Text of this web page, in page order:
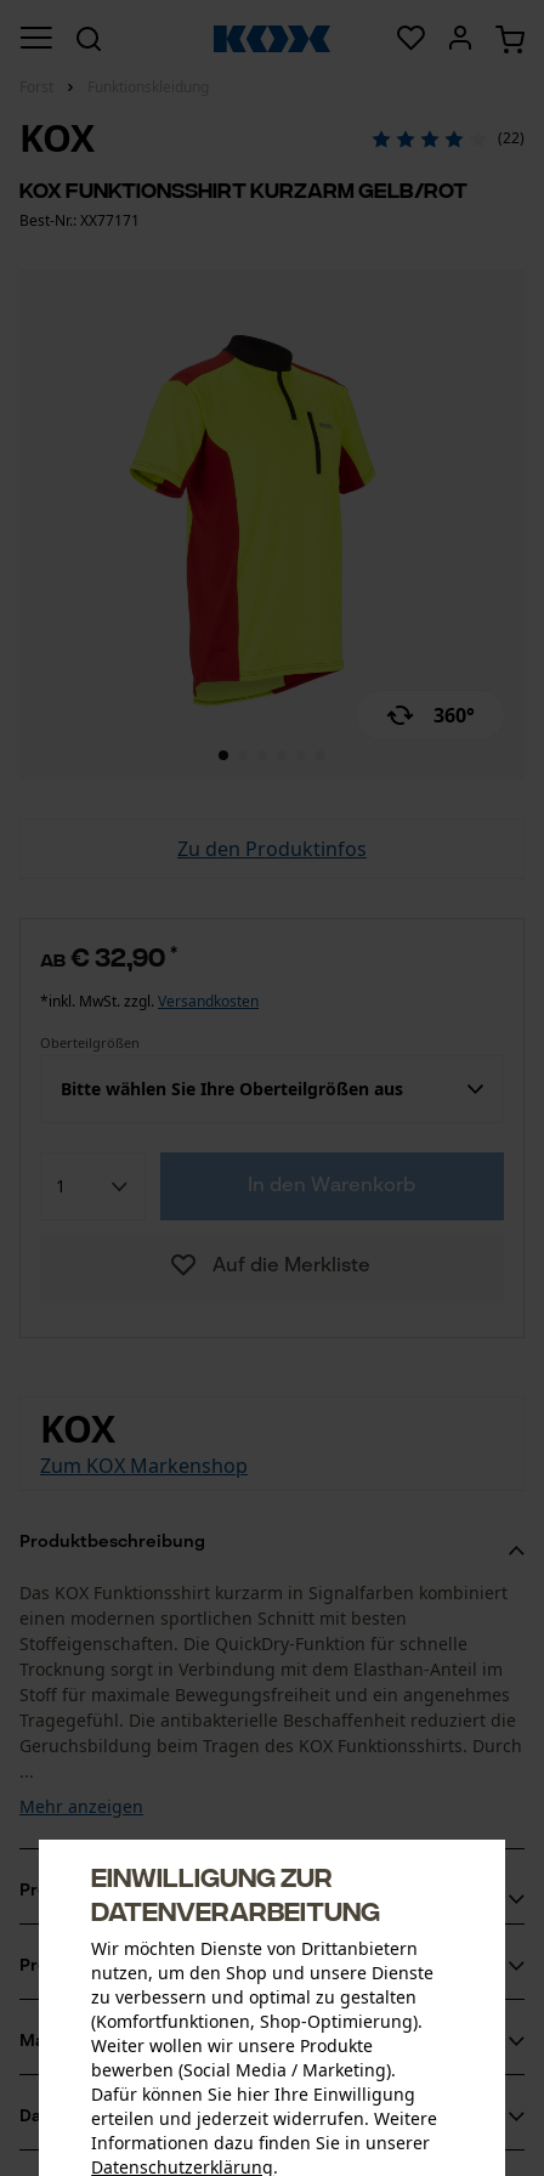
360°
KOX (22)
KOX Funktionsshirt Kurzarm Gelb/Rot
Best-Nr.: XX77171
Zu den Produktinfos
ab € 32,90 *
*inkl. MwSt. zzgl. Versandkosten
Oberteilgrößen
Bitte wählen Sie Ihre Oberteilgrößen aus
In den Warenkorb
Auf die Merkliste
KOX
Zum KOX Markenshop
Produktbeschreibung
Das KOX Funktionsshirt kurzarm in Signalfarben kombiniert
einen modernen sportlichen Schnitt mit besten
Stoffeigenschaften. Die QuickDry-Funktion für schnelle
Trocknung sorgt in Verbindung mit dem Elasthan-Anteil im
Stoff für maximale Bewegungsfreiheit und ein angenehmes
Tragegefühl. Die antibakterielle Beschaffenheit reduziert die
Geruchsbildung beim Tragen des KOX Funktionsshirts. Durch
...
Mehr anzeigen
Produktvorteile
Sportliche Passform, flexibel mit Elasthan
Angenehmer nahtloser Unterarmbereich
Beste Sichtbarkeit durch Signalfarbe
Produktinformationen
Produktdetails
Ärmeltyp
Kurzarm
Material & Pflege
Material
Datenblätter
Produktsicherheitsdatenblatt (PDF)
Einwilligung zur
Datenverarbeitung
Wir möchten Dienste von Drittanbietern
nutzen, um den Shop und unsere Dienste
zu verbessern und optimal zu gestalten
(Komfortfunktionen, Shop-Optimierung).
Weiter wollen wir unsere Produkte
bewerben (Social Media / Marketing).
Dafür können Sie hier Ihre Einwilligung
erteilen und jederzeit widerrufen. Weitere
Informationen dazu finden Sie in unserer
Datenschutzerklärung.